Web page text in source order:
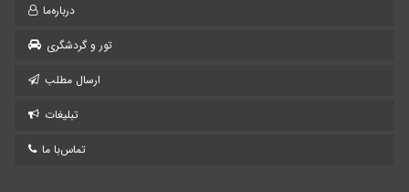
درباره‌ما
تور و گردشگری
ارسال مطلب
تبلیغات
تماس‌با ما